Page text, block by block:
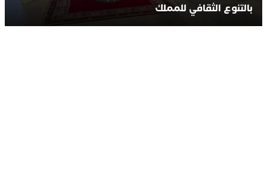
بالتنوع الثقافي للمملك